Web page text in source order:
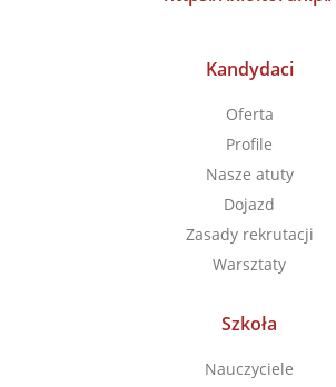
Kandydaci
Oferta
Profile
Nasze atuty
Dojazd
Zasady rekrutacji
Warsztaty
Szkoła
Nauczyciele